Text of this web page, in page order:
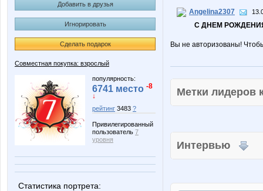
Добавить в друзья
Игнорировать
Сделать подарок
Совместная покупка: взрослый
популярность:
6741 место -8
↓
рейтинг 3483 ?
Привилегированный
пользователь 7
уровня
Статистика портрета:
Angelina2307
С ДНЕМ
Вы не авторизованы!
Метки
Интервью